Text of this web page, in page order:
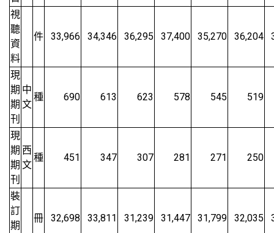
視
聽
資
料
件 33,966 34,346 36,295 37,400 35,270 36,204
現
期
期
刊
中
文
種 690 613 623 578 545 519
現
期
期
刊
西
文
種 451 347 307 281 271 250
裝
訂
期
冊 32,698 33,811 31,239 31,447 31,799 32,035